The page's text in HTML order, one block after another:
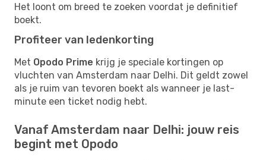
Het loont om breed te zoeken voordat je definitief
boekt.
Profiteer van ledenkorting
Met Opodo Prime krijg je speciale kortingen op
vluchten van Amsterdam naar Delhi. Dit geldt zowel
als je ruim van tevoren boekt als wanneer je last-
minute een ticket nodig hebt.
Vanaf Amsterdam naar Delhi: jouw reis
begint met Opodo